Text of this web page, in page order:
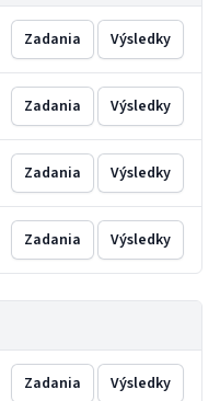
Zadania Výsledky
Zadania Výsledky
Zadania Výsledky
Zadania Výsledky
Zadania Výsledky